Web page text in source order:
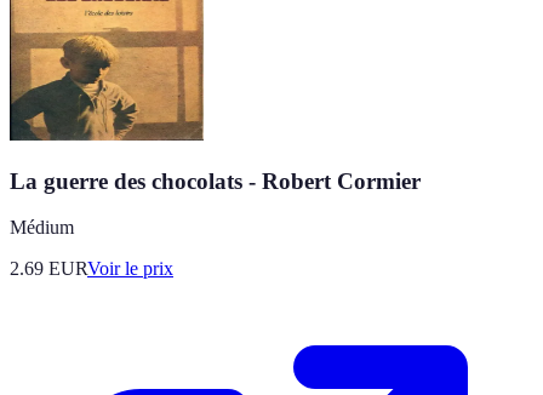
La guerre des chocolats - Robert Cormier
Médium
2.69 EURVoir le prix